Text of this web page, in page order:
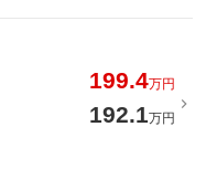
199.4万円
192.1万円